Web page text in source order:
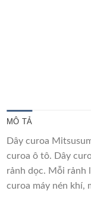
MÔ TẢ
Dây curoa
curoa ô tô. Dây
rảnh dọc. Mỗi rảnh
curoa máy nén khí,